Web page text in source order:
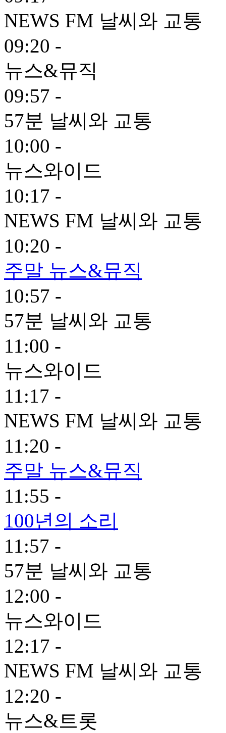
NEWS FM 날씨와 교통
09:20 -
뉴스&뮤직
09:57 -
57분 날씨와 교통
10:00 -
뉴스와이드
10:17 -
NEWS FM 날씨와 교통
10:20 -
주말 뉴스&뮤직
10:57 -
57분 날씨와 교통
11:00 -
뉴스와이드
11:17 -
NEWS FM 날씨와 교통
11:20 -
주말 뉴스&뮤직
11:55 -
100년의 소리
11:57 -
57분 날씨와 교통
12:00 -
뉴스와이드
12:17 -
NEWS FM 날씨와 교통
12:20 -
뉴스&트롯